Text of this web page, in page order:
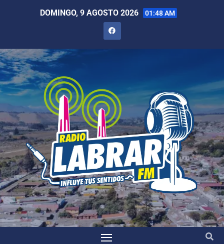
DOMINGO, 9 AGOSTO 2026 01:48 AM